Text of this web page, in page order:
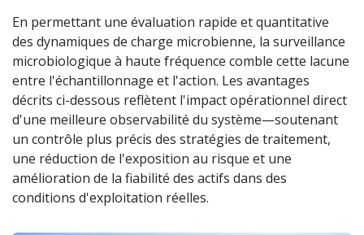
En permettant une évaluation rapide et quantitative
des dynamiques de charge microbienne, la surveillance
microbiologique à haute fréquence comble cette lacune
entre l'échantillonnage et l'action. Les avantages
décrits ci-dessous reflètent l'impact opérationnel direct
d'une meilleure observabilité du système—soutenant
un contrôle plus précis des stratégies de traitement,
une réduction de l'exposition au risque et une
amélioration de la fiabilité des actifs dans des
conditions d'exploitation réelles.